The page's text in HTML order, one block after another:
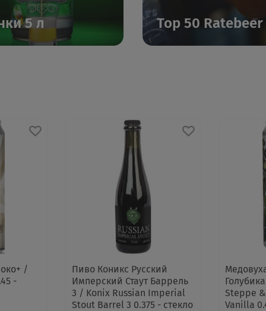
5 л Top 50 Ratebeer
/
-
Пиво Коникс Русский
Имперский Стаут Баррель
3 / Konix Russian Imperial
Stout Barrel 3 0.375 - стекло
Steppe
Vanilla